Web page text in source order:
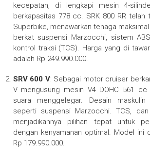
kecepatan, di lengkapi mesin 4-
berkapasitas 778 cc. SRK 800 RR telah
Superbike, menawarkan tenaga
berkat suspensi Marzocchi, sistem
kontrol traksi (TCS). Harga yang di
adalah Rp 249.990.000.
SRV 600 V: Sebagai motor cruiser
V mengusung mesin V4 DOHC 561 cc
suara menggelegar. Desain
seperti suspensi Marzocchi. TCS,
menjadikannya pilihan tepat untuk
dengan kenyamanan optimal. Model ini
Rp 179.990.000.